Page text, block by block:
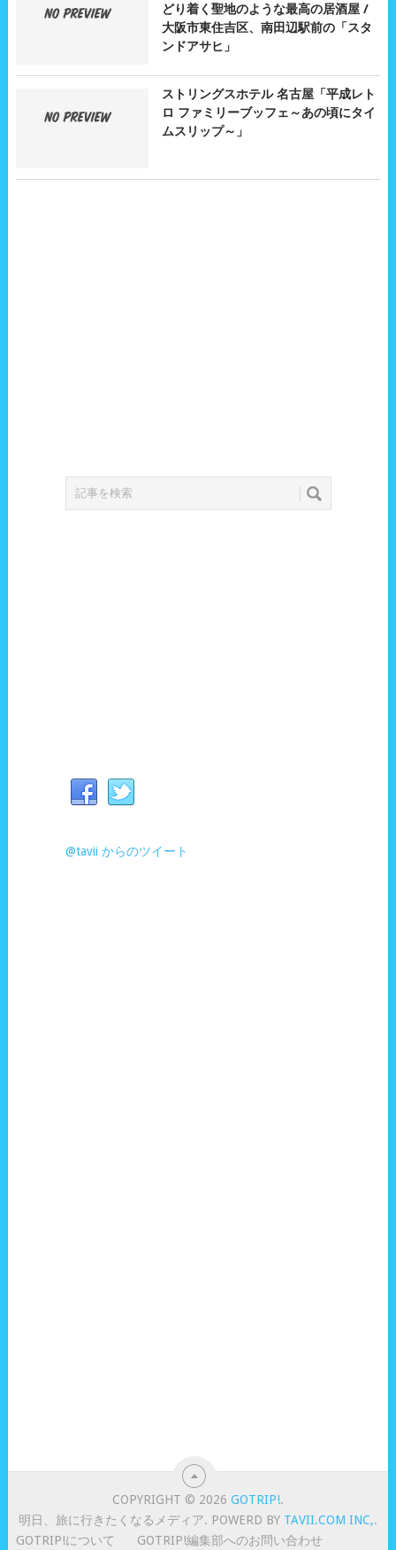
どり着く聖地のような最高の居酒屋 /
大阪市東住吉区、南田辺駅前の「スタ
ンドアサヒ」
ストリングスホテル 名古屋「平成レト
ロ ファミリーブッフェ～あの頃にタイ
ムスリップ～」
@tavii からのツイート
COPYRIGHT © 2026GOTRIP!.
明日、旅に行きたくなるメディア. POWERD BY TAVII.COM INC,.
GOTRIP!について
GOTRIP!編集部へのお問い合わせ